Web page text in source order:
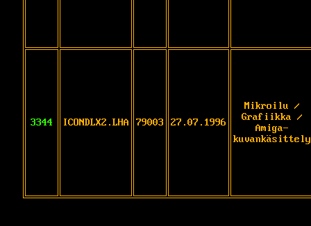
3344 ICONDLX2.LHA 79003 27.07.1996
Mikroilu /
Grafiikka /
Amiga-
kuvankäsittely